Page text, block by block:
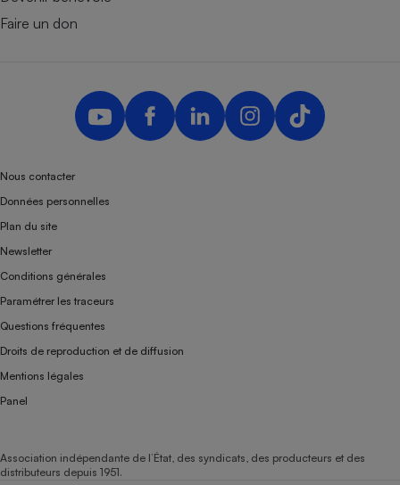
Faire un don
Nous contacter
Données personnelles
Plan du site
Newsletter
Conditions générales
Paramétrer les traceurs
Questions fréquentes
Droits de reproduction et de diffusion
Mentions légales
Panel
Association indépendante de l’État, des syndicats, des producteurs et des
distributeurs depuis 1951.